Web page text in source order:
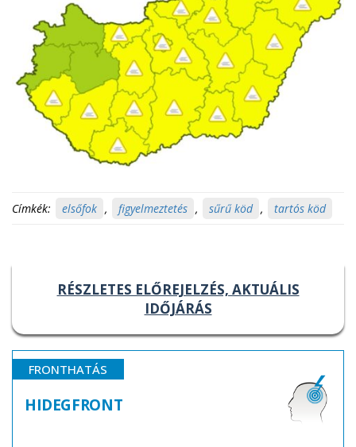
Címkék: elsőfok , figyelmeztetés , sűrű köd , tartós köd
RÉSZLETES ELŐREJELZÉS, AKTUÁLIS
IDŐJÁRÁS
FRONTHATÁS
HIDEGFRONT